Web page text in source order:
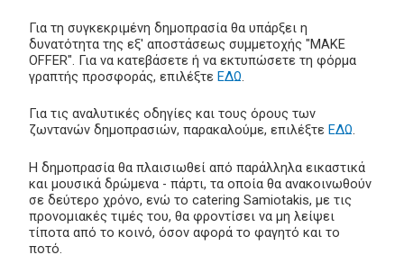
Για τη συγκεκριμένη δημοπρασία θα υπάρξει η
δυνατότητα της εξ' αποστάσεως συμμετοχής "MAKE
OFFER". Για να κατεβάσετε ή να εκτυπώσετε τη φόρμα
γραπτής προσφοράς, επιλέξτε ΕΔΩ.
Για τις αναλυτικές οδηγίες και τους όρους των
ζωντανών δημοπρασιών, παρακαλούμε, επιλέξτε ΕΔΩ.
Η δημοπρασία θα πλαισιωθεί από παράλληλα εικαστικά
και μουσικά δρώμενα - πάρτι, τα οποία θα ανακοινωθούν
σε δεύτερο χρόνο, ενώ το catering Samiotakis, με τις
προνομιακές τιμές του, θα φροντίσει να μη λείψει
τίποτα από το κοινό, όσον αφορά το φαγητό και το
ποτό.